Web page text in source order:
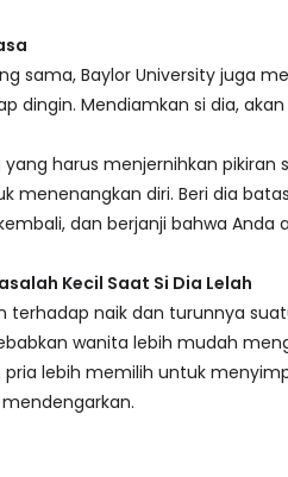
sama, Baylor University juga
dingin. Mendiamkan si dia,
harus menjernihkan
menenangkan diri. Beri dia
dan berjanji bahwa
Kecil Saat Si Dia Lelah
terhadap naik dan turunnya
wanita lebih mudah
lebih memilih untuk